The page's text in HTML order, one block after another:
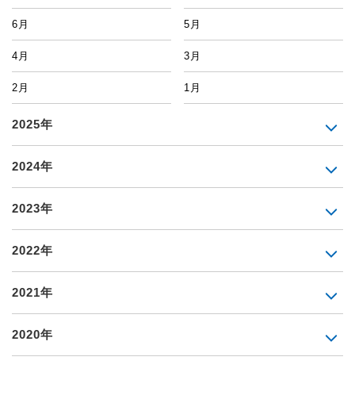
6月 5月
4月 3月
2月 1月
2025年
2024年
2023年
2022年
2021年
2020年